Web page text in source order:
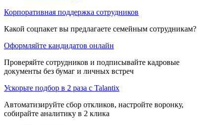
Корпоративная поддержка сотрудников
Какой соцпакет вы предлагаете семейным сотрудникам?
Оформляйте кандидатов онлайн
Проверяйте сотрудников и подписывайте кадровые
документы без бумаг и личных встреч
Ускорьте подбор в 2 раза с Talantix
Автоматизируйте сбор откликов, настройте воронку,
собирайте аналитику в 2 клика